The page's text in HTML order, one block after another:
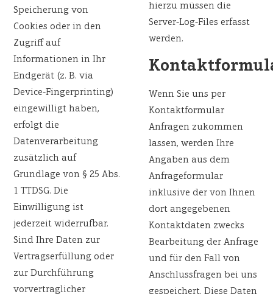
Speicherung von
Cookies oder in den
Zugriff auf
Informationen in Ihr
Endgerät (z. B. via
Device-Fingerprinting)
eingewilligt haben,
erfolgt die
Datenverarbeitung
zusätzlich auf
Grundlage von § 25 Abs.
1 TTDSG. Die
Einwilligung ist
jederzeit widerrufbar.
Sind Ihre Daten zur
Vertragserfüllung oder
zur Durchführung
vorvertraglicher
hierzu müssen die
Server-Log-Files erfasst
werden.
Wenn Sie uns per
Kontaktformular
Anfragen zukommen
lassen, werden Ihre
Angaben aus dem
Anfrageformular
inklusive der von Ihnen
dort angegebenen
Kontaktdaten zwecks
Bearbeitung der Anfrage
und für den Fall von
Anschlussfragen bei uns
gespeichert. Diese Daten